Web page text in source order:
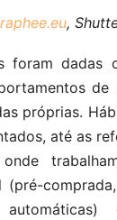
,
foram dadas
de
próprias.
até as
(pré-